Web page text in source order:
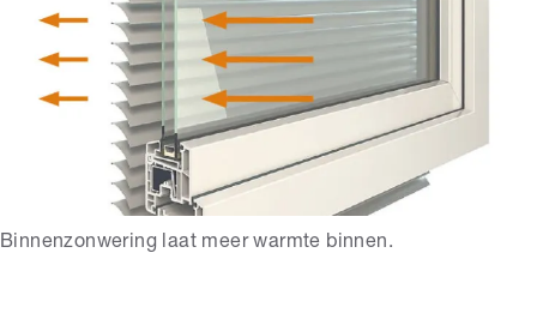
Binnenzonwering laat meer warmte binnen.